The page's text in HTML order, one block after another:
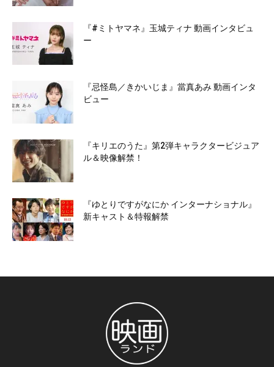
『#ミトヤマネ』玉城ティナ 動画インタビュ
ー
『忌怪島／きかいじま』當真あみ 動画インタ
ビュー
『キリエのうた』第2弾キャラクタービジュア
ル＆映像解禁！
『ゆとりですがなにか インターナショナル』
新キャスト＆特報解禁